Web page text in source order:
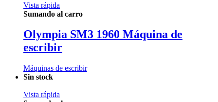
Vista rápida
Sumando al carro
Olympia SM3 1960 Máquina de
escribir
Máquinas de escribir
Sin stock
Vista rápida